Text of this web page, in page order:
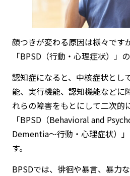
顔つきが変わる原因は様々です
「BPSD（行動・心理症状）」
認知症になると、中核症状とし
能、実行機能、認知機能などに
れらの障害をもとにして二次的
「BPSD（Behavioral and
Dementia～行動・心理症状）
す。
BPSDでは、徘徊や暴言、暴力